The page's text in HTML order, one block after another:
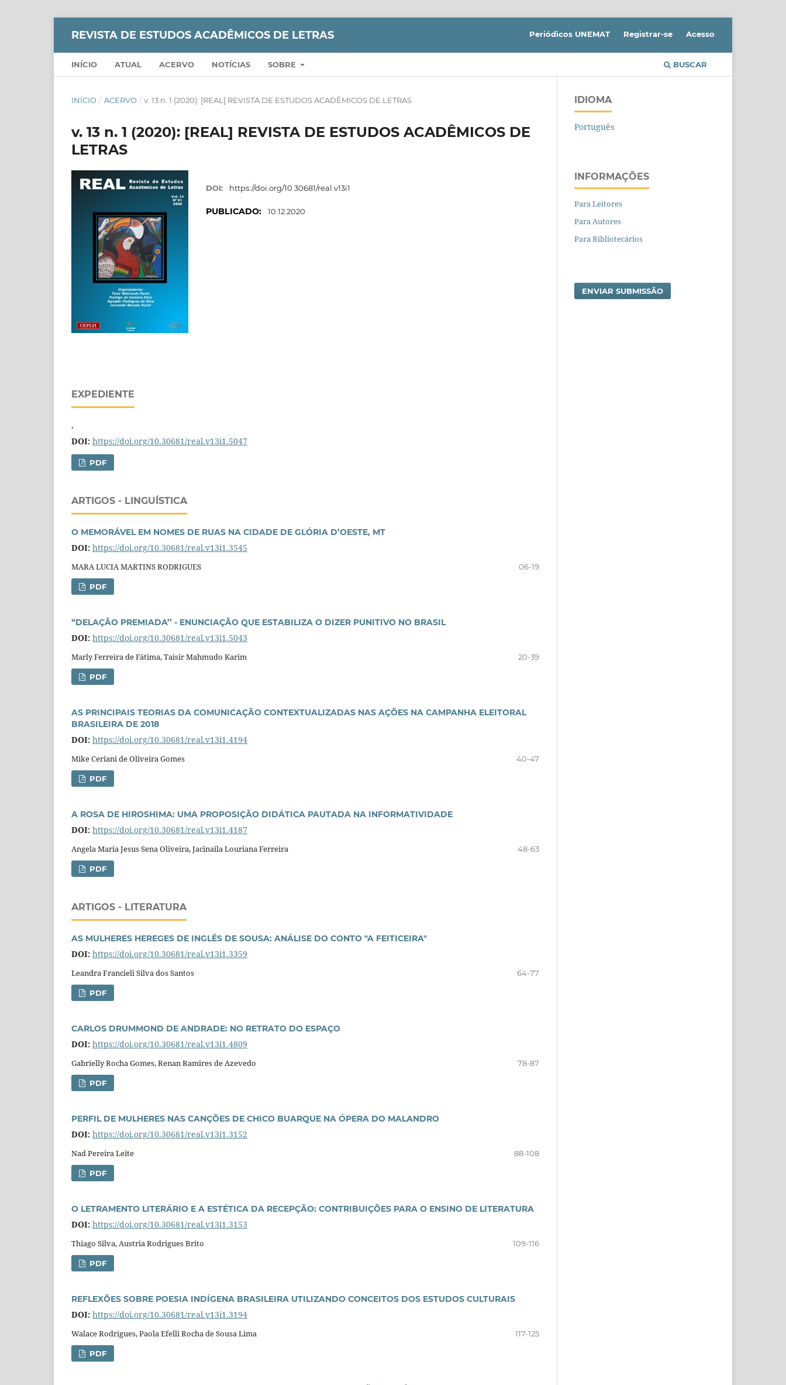
REVISTA DE ESTUDOS ACADÊMICOS DE LETRAS
INÍCIO ATUAL ACERVO NOTÍCIAS SOBRE BUSCAR
Periódicos UNEMAT Registrar-se Acesso
INÍCIO / ACERVO / v. 13 n. 1 (2020): [REAL] REVISTA DE ESTUDOS ACADÊMICOS DE LETRAS
v. 13 n. 1 (2020): [REAL] REVISTA DE ESTUDOS ACADÊMICOS DE
LETRAS
DOI: https://doi.org/10.30681/real.v13i1
PUBLICADO: 10.12.2020
EXPEDIENTE
.
DOI: https://doi.org/10.30681/real.v13i1.5047
PDF
ARTIGOS - LINGUÍSTICA
O MEMORÁVEL EM NOMES DE RUAS NA CIDADE DE GLÓRIA D’OESTE, MT
DOI: https://doi.org/10.30681/real.v13i1.3545
MARA LUCIA MARTINS RODRIGUES 06-19
PDF
“DELAÇÃO PREMIADA’’ - ENUNCIAÇÃO QUE ESTABILIZA O DIZER PUNITIVO NO BRASIL
DOI: https://doi.org/10.30681/real.v13i1.5043
Marly Ferreira de Fátima, Taisir Mahmudo Karim 20-39
PDF
AS PRINCIPAIS TEORIAS DA COMUNICAÇÃO CONTEXTUALIZADAS NAS AÇÕES NA CAMPANHA ELEITORAL
BRASILEIRA DE 2018
DOI: https://doi.org/10.30681/real.v13i1.4194
Mike Ceriani de Oliveira Gomes 40-47
PDF
A ROSA DE HIROSHIMA: UMA PROPOSIÇÃO DIDÁTICA PAUTADA NA INFORMATIVIDADE
DOI: https://doi.org/10.30681/real.v13i1.4187
Angela Maria Jesus Sena Oliveira, Jacinaila Louriana Ferreira 48-63
PDF
ARTIGOS - LITERATURA
AS MULHERES HEREGES DE INGLÊS DE SOUSA: ANÁLISE DO CONTO "A FEITICEIRA"
DOI: https://doi.org/10.30681/real.v13i1.3359
Leandra Francieli Silva dos Santos 64-77
PDF
CARLOS DRUMMOND DE ANDRADE: NO RETRATO DO ESPAÇO
DOI: https://doi.org/10.30681/real.v13i1.4809
Gabrielly Rocha Gomes, Renan Ramires de Azevedo 78-87
PDF
PERFIL DE MULHERES NAS CANÇÕES DE CHICO BUARQUE NA ÓPERA DO MALANDRO
DOI: https://doi.org/10.30681/real.v13i1.3152
Nad Pereira Leite 88-108
PDF
O LETRAMENTO LITERÁRIO E A ESTÉTICA DA RECEPÇÃO: CONTRIBUIÇÕES PARA O ENSINO DE LITERATURA
DOI: https://doi.org/10.30681/real.v13i1.3153
Thiago Silva, Austria Rodrigues Brito 109-116
PDF
REFLEXÕES SOBRE POESIA INDÍGENA BRASILEIRA UTILIZANDO CONCEITOS DOS ESTUDOS CULTURAIS
DOI: https://doi.org/10.30681/real.v13i1.3194
Walace Rodrigues, Paola Efelli Rocha de Sousa Lima 117-125
PDF
IDIOMA
Português
INFORMAÇÕES
Para Leitores
Para Autores
Para Bibliotecários
ENVIAR SUBMISSÃO